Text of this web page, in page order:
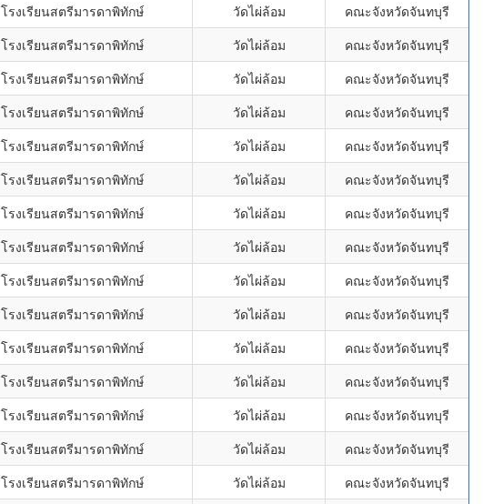
โรงเรียนสตรีมารดาพิทักษ์ วัดไผ่ล้อม
คณะจังหวัดจันทบุรี
โรงเรียนสตรีมารดาพิทักษ์ วัดไผ่ล้อม
คณะจังหวัดจันทบุรี
โรงเรียนสตรีมารดาพิทักษ์ วัดไผ่ล้อม
คณะจังหวัดจันทบุรี
โรงเรียนสตรีมารดาพิทักษ์ วัดไผ่ล้อม
คณะจังหวัดจันทบุรี
โรงเรียนสตรีมารดาพิทักษ์ วัดไผ่ล้อม
คณะจังหวัดจันทบุรี
โรงเรียนสตรีมารดาพิทักษ์ วัดไผ่ล้อม
คณะจังหวัดจันทบุรี
โรงเรียนสตรีมารดาพิทักษ์ วัดไผ่ล้อม
คณะจังหวัดจันทบุรี
โรงเรียนสตรีมารดาพิทักษ์ วัดไผ่ล้อม
คณะจังหวัดจันทบุรี
โรงเรียนสตรีมารดาพิทักษ์ วัดไผ่ล้อม
คณะจังหวัดจันทบุรี
โรงเรียนสตรีมารดาพิทักษ์ วัดไผ่ล้อม
คณะจังหวัดจันทบุรี
โรงเรียนสตรีมารดาพิทักษ์ วัดไผ่ล้อม
คณะจังหวัดจันทบุรี
โรงเรียนสตรีมารดาพิทักษ์ วัดไผ่ล้อม
คณะจังหวัดจันทบุรี
โรงเรียนสตรีมารดาพิทักษ์ วัดไผ่ล้อม
คณะจังหวัดจันทบุรี
โรงเรียนสตรีมารดาพิทักษ์ วัดไผ่ล้อม
คณะจังหวัดจันทบุรี
โรงเรียนสตรีมารดาพิทักษ์ วัดไผ่ล้อม คณะจังหวัดจันทบุรี